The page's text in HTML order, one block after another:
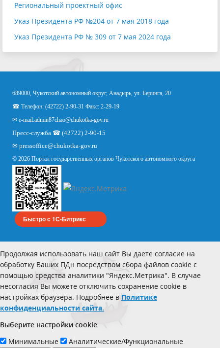
Региональный проектный офис
Указ Президента РФ №204 от 7 мая 2018 года
Указ Президента РФ № 309 от 7 мая 2024 года
689000, Чукотский автономный округ, Анадырь, ул. Беринга, 20
☎ Телефон: (42722) 2-90-31 Факс: 2-29-19
✉ e-mail:admin87chao@chukotka-gov.ru
Пресс-служба ☎ (42722) 2-90-15
✉ pressoffice@chukotka-gov.ru
© 2026 Портал государственных органов Чукотского автономного округа
Быстро с 1С-Битрикс
Продолжая использовать наш сайт Вы даете согласие на
обработку Ваших ПДн посредством сбора файлов cookie с
помощью средства аналитики "Яндекс.Метрика". В случае
несогласия Вы можете отключить сохранение cookie в
настройках браузера. Подробнее в Политике
конфиденциальности сайта.
Выберите настройки cookie
Минимальные
Аналитические/Функциональные